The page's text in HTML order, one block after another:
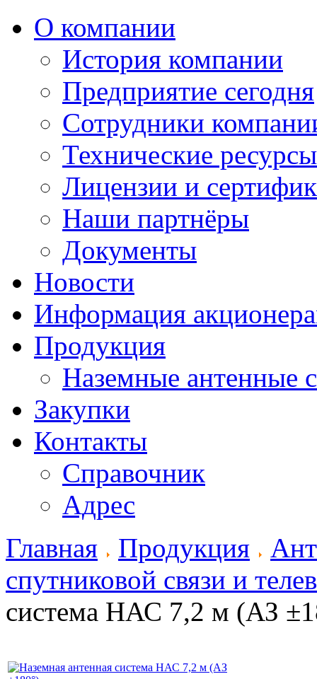
О компании
История компании
Предприятие сегодня
Сотрудники
Технические
Лицензии и
Наши партнёры
Документы
Новости
Информация
Продукция
Наземные антенные
Закупки
Контакты
Справочник
Адрес
Главная
Продукция
спутниковой связи и
система НАС 7,2 м (АЗ